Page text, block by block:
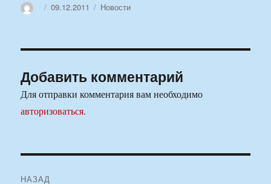
АвторОпубликовано
09.12.2011 Рубрики
Новости
Добавить комментарий
Для отправки комментария вам необходимо
авторизоваться.
НАЗАД